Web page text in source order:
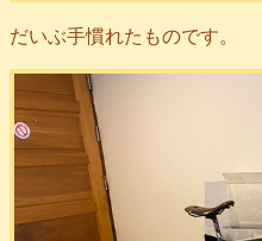
だいぶ手慣れたものです。